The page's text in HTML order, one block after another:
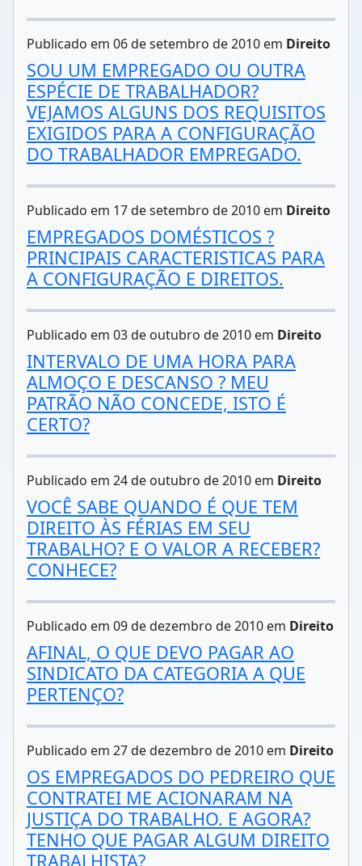
Publicado em 06 de setembro de 2010 em Direito
SOU UM EMPREGADO OU OUTRA
ESPÉCIE DE TRABALHADOR?
VEJAMOS ALGUNS DOS REQUISITOS
EXIGIDOS PARA A CONFIGURAÇÃO
DO TRABALHADOR EMPREGADO.
Publicado em 17 de setembro de 2010 em Direito
EMPREGADOS DOMÉSTICOS ?
PRINCIPAIS CARACTERISTICAS PARA
A CONFIGURAÇÃO E DIREITOS.
Publicado em 03 de outubro de 2010 em Direito
INTERVALO DE UMA HORA PARA
ALMOÇO E DESCANSO ? MEU
PATRÃO NÃO CONCEDE, ISTO É
CERTO?
Publicado em 24 de outubro de 2010 em Direito
VOCÊ SABE QUANDO É QUE TEM
DIREITO ÀS FÉRIAS EM SEU
TRABALHO? E O VALOR A RECEBER?
CONHECE?
Publicado em 09 de dezembro de 2010 em Direito
AFINAL, O QUE DEVO PAGAR AO
SINDICATO DA CATEGORIA A QUE
PERTENÇO?
Publicado em 27 de dezembro de 2010 em Direito
OS EMPREGADOS DO PEDREIRO QUE
CONTRATEI ME ACIONARAM NA
JUSTIÇA DO TRABALHO. E AGORA?
TENHO QUE PAGAR ALGUM DIREITO
TRABALHISTA?